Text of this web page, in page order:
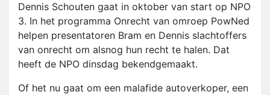
Dennis Schouten gaat in oktober van start op NPO
3. In het programma Onrecht van omroep PowNed
helpen presentatoren Bram en Dennis slachtoffers
van onrecht om alsnog hun recht te halen. Dat
heeft de NPO dinsdag bekendgemaakt.
Of het nu gaat om een malafide autoverkoper, een